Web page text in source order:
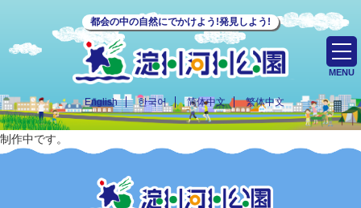
都会の中の自然にでかけよう!発見しよう!
English 한국어 简体中文 繁体中文
MENU
制作中です。